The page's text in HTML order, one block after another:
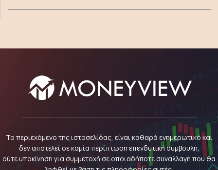
Το περιεχόμενο της ιστοσελίδας, είναι καθαρά ενημερωτικό και
δεν αποτελεί σε καμία περίπτωση επενδυτική συμβουλή,
ούτε υποκίνηση για συμμετοχή σε οποιαδήποτε συναλλαγή που θα